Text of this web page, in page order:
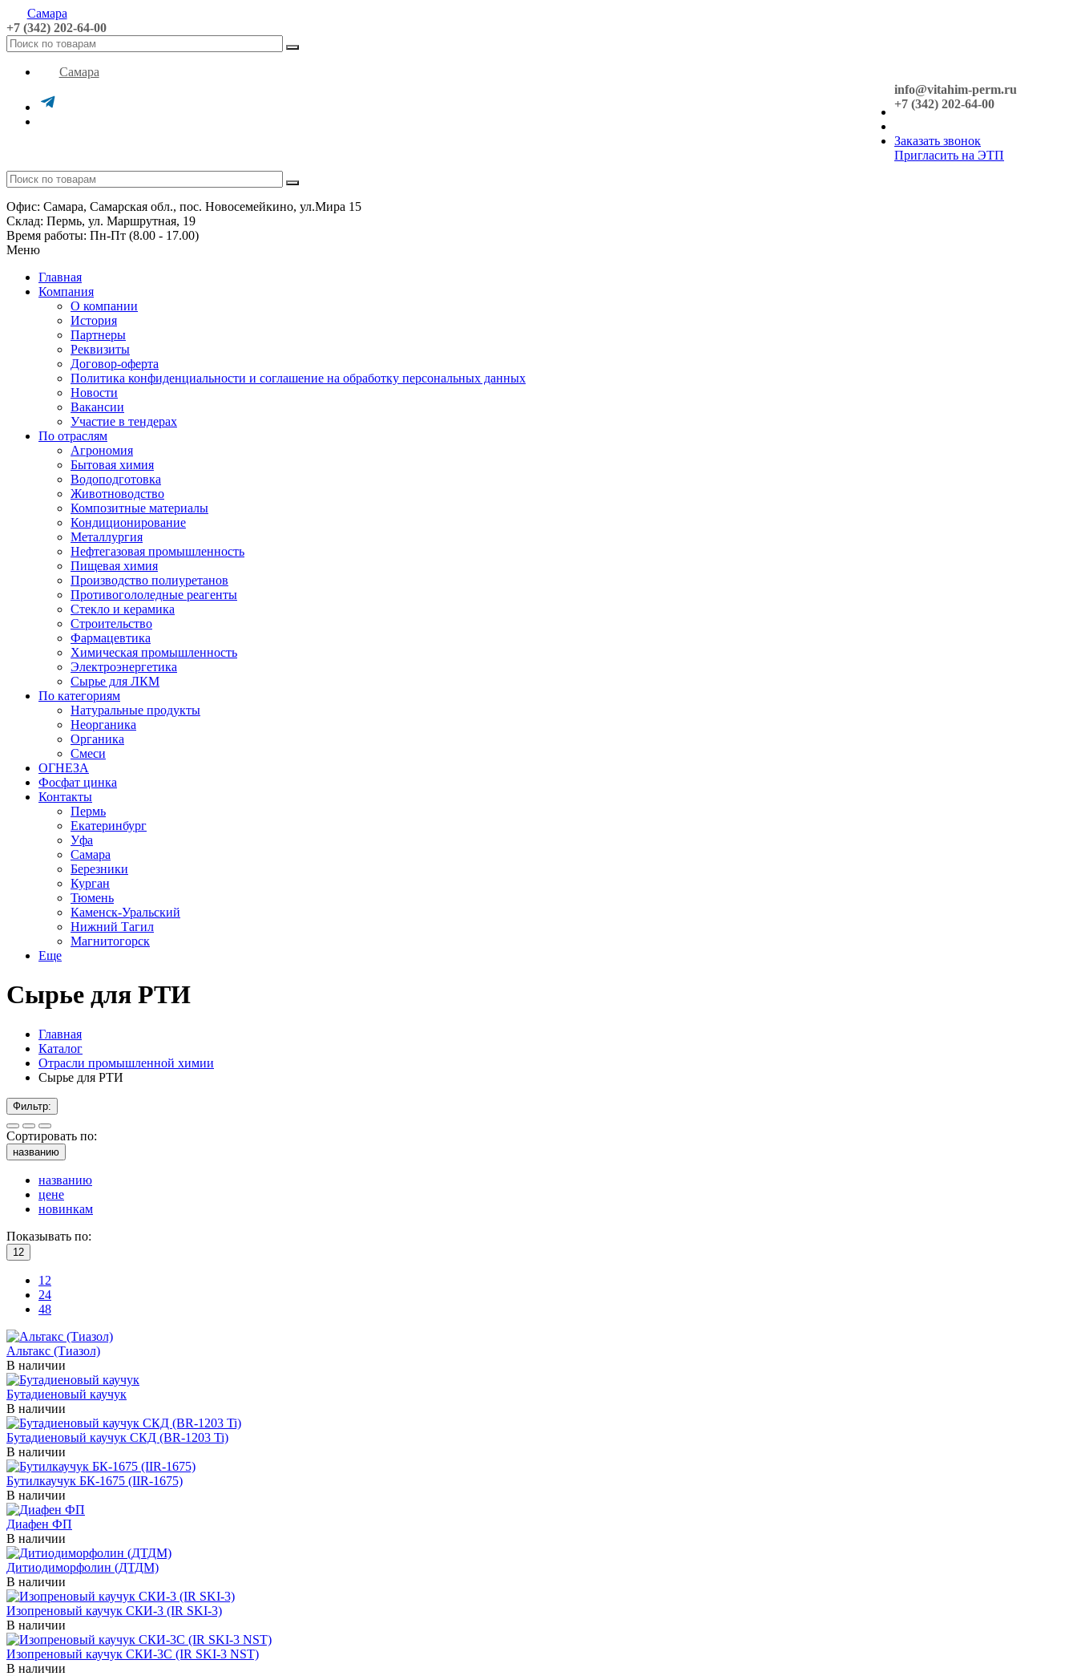
Самара
+7 (342) 202-64-00
Самара
info@vitahim-perm.ru
+7 (342) 202-64-00
Заказать звонок
Пригласить на ЭТП
Офис: Самара, Самарская обл., пос. Новосемейкино, ул.Мира 15
Склад: Пермь, ул. Маршрутная, 19
Время работы: Пн-Пт (8.00 - 17.00)
Меню
Главная
Компания
О компании
История
Партнеры
Реквизиты
Договор-оферта
Политика конфиденциальности и соглашение на обработку персональных данных
Новости
Вакансии
Участие в тендерах
По отраслям
Агрономия
Бытовая химия
Водоподготовка
Животноводство
Композитные материалы
Кондиционирование
Металлургия
Нефтегазовая промышленность
Пищевая химия
Производство полиуретанов
Противогололедные реагенты
Стекло и керамика
Строительство
Фармацевтика
Химическая промышленность
Электроэнергетика
Сырье для ЛКМ
По категориям
Натуральные продукты
Неорганика
Органика
Смеси
ОГНЕЗА
Фосфат цинка
Контакты
Пермь
Екатеринбург
Уфа
Самара
Березники
Курган
Тюмень
Каменск-Уральский
Нижний Тагил
Магнитогорск
Еще
Сырье для РТИ
Главная
Каталог
Отрасли промышленной химии
Сырье для РТИ
Фильтр:
Сортировать по:
названию
названию
цене
новинкам
Показывать по:
12
12
24
48
Альтакс (Тиазол)
В наличии
Бутадиеновый каучук
В наличии
Бутадиеновый каучук СКД (BR-1203 Ti)
В наличии
Бутилкаучук БК-1675 (IIR-1675)
В наличии
Диафен ФП
В наличии
Дитиодиморфолин (ДТДМ)
В наличии
Изопреновый каучук СКИ-3 (IR SKI-3)
В наличии
Изопреновый каучук СКИ-3С (IR SKI-3 NST)
В наличии